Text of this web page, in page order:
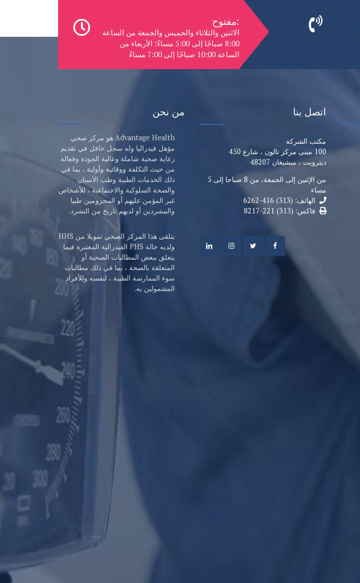
مفتوح:
الاثنين والثلاثاء والخميس والجمعة من الساعة
8:00 صباحًا إلى 5:00 مساءً؛ الأربعاء من
الساعة 10:00 صباحًا إلى 7:00 مساءً
اتصل بنا
مكتب الشركة
100 مبنى مركز تالون ، شارع 450
ديترويت ، ميشيغان 48207
من الإثنين إلى الجمعة، من 8 صباحا إلى 5
مساء
الهاتف: (313) 416-6262
فاكس: (313) 221-8217
من نحن
Advantage Health هو مركز صحي
مؤهل فيدراليا وله سجل حافل في تقديم
رعاية صحية شاملة وعالية الجودة وفعالة
من حيث التكلفة ووقائية وأولية ، بما في
ذلك الخدمات الطبية وطب الأسنان
والصحة السلوكية والاجتماعية ، للأشخاص
غير المؤمن عليهم أو المحرومين طبيا
والمشردين أو لديهم تاريخ من التشرد.
يتلقى هذا المركز الصحي تمويلا من HHS
ولديه حالة PHS الفيدرالية المعتبرة فيما
يتعلق ببعض المطالبات الصحية أو
المتعلقة بالصحة ، بما في ذلك مطالبات
سوء الممارسة الطبية ، لنفسه وللأفراد
المشمولين به.